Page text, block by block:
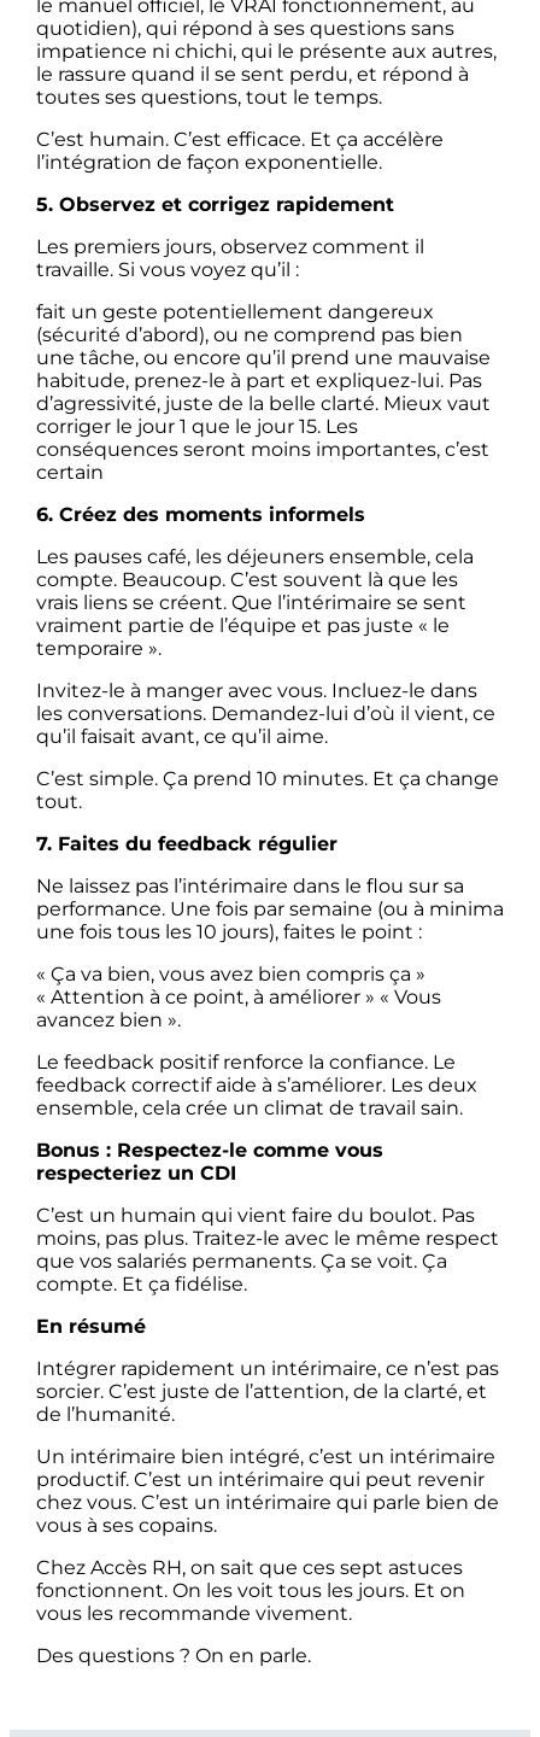
le manuel officiel, le VRAI fonctionnement, au
quotidien), qui répond à ses questions sans
impatience ni chichi, qui le présente aux autres,
le rassure quand il se sent perdu, et répond à
toutes ses questions, tout le temps.
C’est humain. C’est efficace. Et ça accélère
l’intégration de façon exponentielle.
5. Observez et corrigez rapidement
Les premiers jours, observez comment il
travaille. Si vous voyez qu’il :
fait un geste potentiellement dangereux
(sécurité d’abord), ou ne comprend pas bien
une tâche, ou encore qu’il prend une mauvaise
habitude, prenez-le à part et expliquez-lui. Pas
d’agressivité, juste de la belle clarté. Mieux vaut
corriger le jour 1 que le jour 15. Les
conséquences seront moins importantes, c’est
certain
6. Créez des moments informels
Les pauses café, les déjeuners ensemble, cela
compte. Beaucoup. C’est souvent là que les
vrais liens se créent. Que l’intérimaire se sent
vraiment partie de l’équipe et pas juste « le
temporaire ».
Invitez-le à manger avec vous. Incluez-le dans
les conversations. Demandez-lui d’où il vient, ce
qu’il faisait avant, ce qu’il aime.
C’est simple. Ça prend 10 minutes. Et ça change
tout.
7. Faites du feedback régulier
Ne laissez pas l’intérimaire dans le flou sur sa
performance. Une fois par semaine (ou à minima
une fois tous les 10 jours), faites le point :
« Ça va bien, vous avez bien compris ça »
« Attention à ce point, à améliorer » « Vous
avancez bien ».
Le feedback positif renforce la confiance. Le
feedback correctif aide à s’améliorer. Les deux
ensemble, cela crée un climat de travail sain.
Bonus : Respectez-le comme vous
respecteriez un CDI
C’est un humain qui vient faire du boulot. Pas
moins, pas plus. Traitez-le avec le même respect
que vos salariés permanents. Ça se voit. Ça
compte. Et ça fidélise.
En résumé
Intégrer rapidement un intérimaire, ce n’est pas
sorcier. C’est juste de l’attention, de la clarté, et
de l’humanité.
Un intérimaire bien intégré, c’est un intérimaire
productif. C’est un intérimaire qui peut revenir
chez vous. C’est un intérimaire qui parle bien de
vous à ses copains.
Chez Accès RH, on sait que ces sept astuces
fonctionnent. On les voit tous les jours. Et on
vous les recommande vivement.
Des questions ? On en parle.